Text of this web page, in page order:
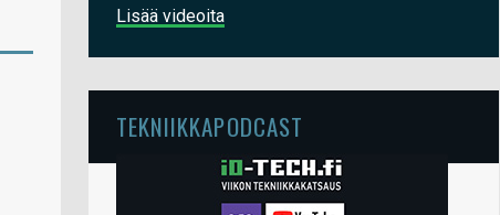
Lisää videoita
TEKNIIKKAPODCAST